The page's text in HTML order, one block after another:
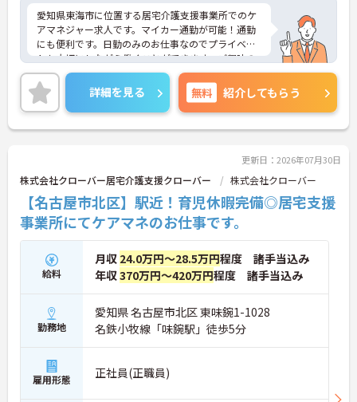
利用者様を支えるやりがいを感じられる仕事です
・介護計画の作成を担当できます
・利用者様やご家族様の相談対応ができます
・関係機関との連携業務に携われます
→ 専門性を活かしながら成長を目指せます♪
愛知県東海市に位置する居宅介護支援事業所でのケ
アマネジャー求人です。マイカー通勤が可能！通勤
にも便利です。日勤のみのお仕事なのでプライベー
トも大切にしながら働くことができます。ご興味の
ある方には、面接対策ポイント等、さらに詳細をお
話ししますのでお気軽にご相談ください！
詳細を見る 無料 紹介してもらう
更新日：2026年07月30日
株式会社クローバー居宅介護支援クローバー 株式会社クローバー
【名古屋市北区】駅近！育児休暇完備◎居宅支援
事業所にてケアマネのお仕事です。
給料
月収 24.0万円～28.5万円程度 諸手当込み
年収370万円～420万円程度 諸手当込み
勤務地
愛知県 名古屋市北区 東味鋺1-1028
名鉄小牧線「味鋺駅」徒歩5分
雇用形態 正社員(正職員)